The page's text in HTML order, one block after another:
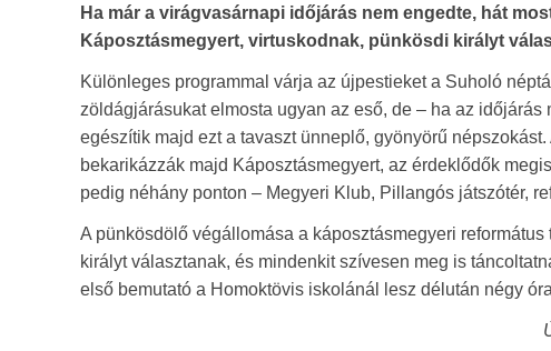
Ha már a virágvasárnapi időjárás nem engedte, hát
Káposztásmegyert, virtuskodnak, pünkösdi királyt
Különleges programmal várja az újpestieket a Suholó
zöldágjárásukat elmosta ugyan az eső, de – ha az
egészítik majd ezt a tavaszt ünneplő, gyönyörű
bekarikázzák majd Káposztásmegyert, az érdeklődők
pedig néhány ponton – Megyeri Klub, Pillangós játszótér,
A pünkösdölő végállomása a káposztásmegyeri
királyt választanak, és mindenkit szívesen meg is
első bemutató a Homoktövis iskolánál lesz délután négy